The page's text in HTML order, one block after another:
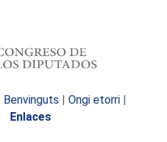
Benvinguts | Ongi etorri |
Enlaces